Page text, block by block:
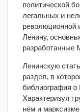
политической
легальных и
революционной
Ленину,
разработанные
Ленинскую
раздел, в
библиография
Характеризуя
нём и